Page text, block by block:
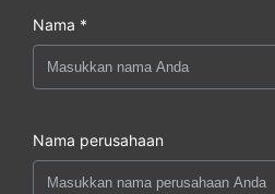
Nama *
Nama perusahaan